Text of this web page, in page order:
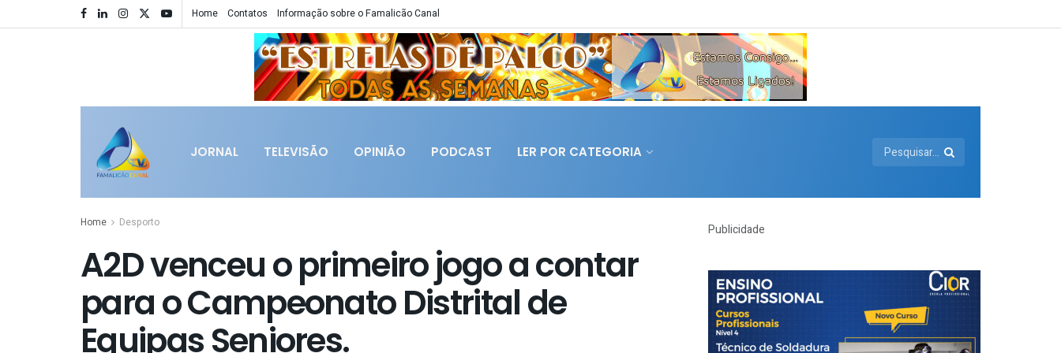
Home Contatos Informação sobre o Famalicão Canal
JORNAL TELEVISÃO OPINIÃO PODCAST LER POR CATEGORIA
Home Desporto
A2D venceu o primeiro jogo a contar
para o Campeonato Distrital de
Equipas Seniores.
Publicidade